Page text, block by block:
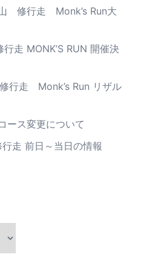
修行走 Monk’s Run大
走 MONK’S RUN 開催決
行走 Monk’s Run リザル
ース変更について
走 前日～当日の情報